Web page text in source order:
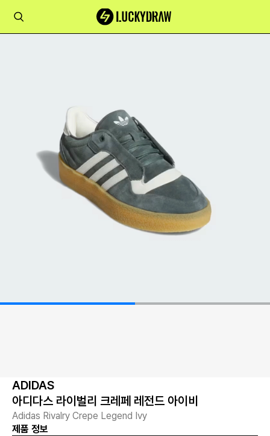
ADIDAS
아디다스 라이벌리 크레페 레전드 아이비
Adidas Rivalry Crepe Legend Ivy
제품 정보